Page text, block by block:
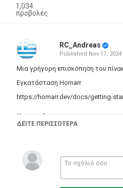
1,034
προβολές
RC_Andreas
Published Nov 17, 2024
Μια γρήγορη επισκόπηση του
Εγκατάσταση Homarr
https://homarr.dev/docs/getting-
Κατηγορίες
Howto & Style
ΔΕΊΤΕ ΠΕΡΙΣΣΌΤΕΡΑ